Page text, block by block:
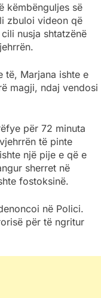
këmbënguljes së
zbuloi videon që
nusja shtatzënë
të, Marjana ishte e
magji, ndaj vendosi
për 72 minuta
të pinte
një pije e që e
sherret në
fostoksinë.
në Polici.
për të ngritur